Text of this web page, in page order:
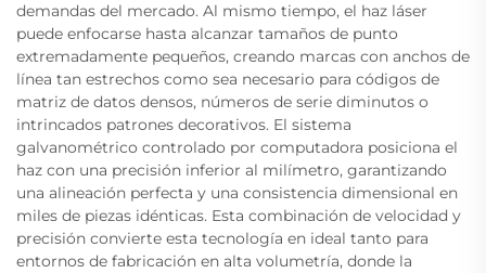
demandas del mercado. Al mismo tiempo, el haz láser
puede enfocarse hasta alcanzar tamaños de punto
extremadamente pequeños, creando marcas con anchos de
línea tan estrechos como sea necesario para códigos de
matriz de datos densos, números de serie diminutos o
intrincados patrones decorativos. El sistema
galvanométrico controlado por computadora posiciona el
haz con una precisión inferior al milímetro, garantizando
una alineación perfecta y una consistencia dimensional en
miles de piezas idénticas. Esta combinación de velocidad y
precisión convierte esta tecnología en ideal tanto para
entornos de fabricación en alta volumetría, donde la